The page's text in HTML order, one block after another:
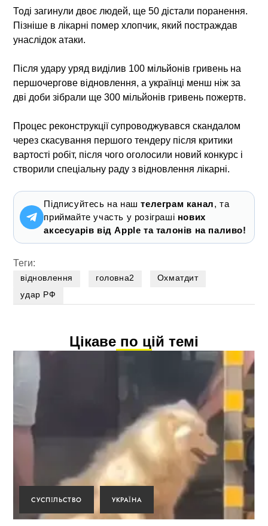
Тоді загинули двоє людей, ще 50 дістали поранення.
Пізніше в лікарні помер хлопчик, який постраждав
унаслідок атаки.
Після удару уряд виділив 100 мільйонів гривень на
першочергове відновлення, а українці менш ніж за
дві доби зібрали ще 300 мільйонів гривень пожертв.
Процес реконструкції супроводжувався скандалом
через скасування першого тендеру після критики
вартості робіт, після чого оголосили новий конкурс і
створили спеціальну раду з відновлення лікарні.
Підписуйтесь на наштелеграм канал, та
приймайте участь у розіграші нових
аксесуарів від Apple та талонів на паливо!
Теги:
відновлення головна2
Охматдит
удар РФ
Цікаве по цій темі
СУСПІЛЬСТВО УКРАЇНА